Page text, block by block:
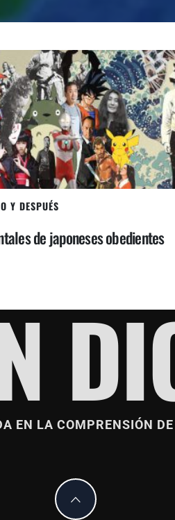
Y DESPUÉS
de japoneses obedientes
EN LA COMPRENSIÓN